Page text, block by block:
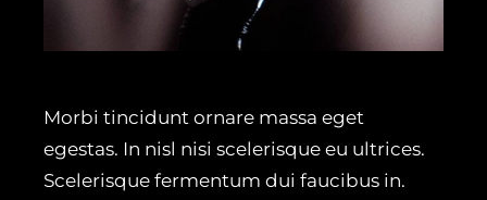
Morbi tincidunt ornare massa eget
egestas. In nisl nisi scelerisque eu ultrices.
Scelerisque fermentum dui faucibus in.